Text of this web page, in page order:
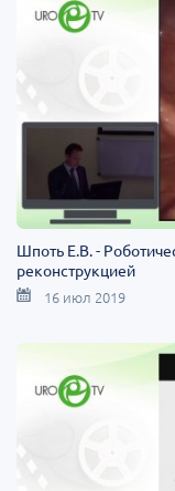
Шпоть Е.В. -
реконструкцией
16 июл 2019